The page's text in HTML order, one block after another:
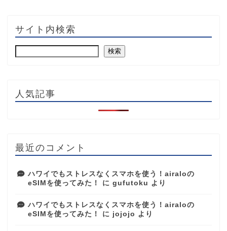
サイト内検索
検索
人気記事
最近のコメント
ハワイでもストレスなくスマホを使う！airaloの
eSIMを使ってみた！
に gufutoku より
ハワイでもストレスなくスマホを使う！airaloの
eSIMを使ってみた！
に jojojo より